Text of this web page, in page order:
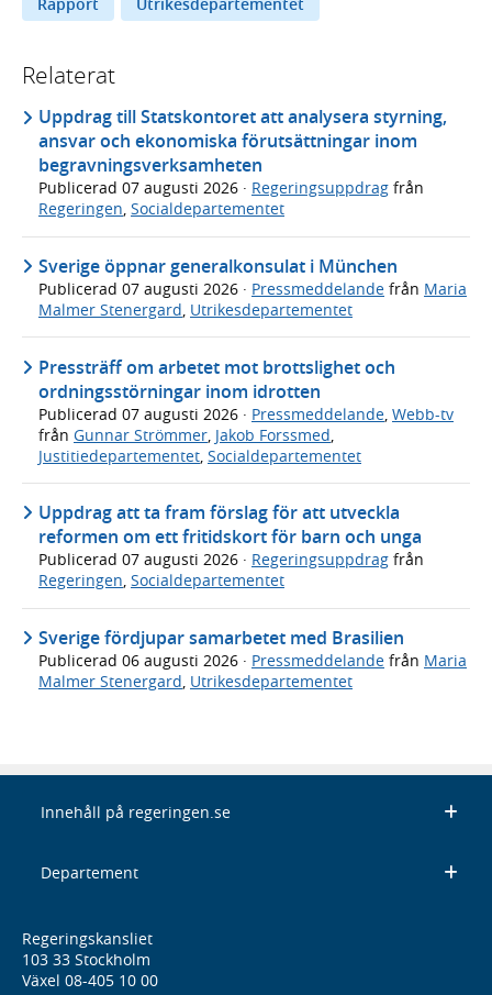
Relaterat
Uppdrag till Statskontoret att analysera styrning,
ansvar och ekonomiska förutsättningar inom
begravningsverksamheten
Publicerad 07 augusti 2026 · Regeringsuppdrag från
Regeringen, Socialdepartementet
Sverige öppnar generalkonsulat i München
Publicerad 07 augusti 2026 · Pressmeddelande från Maria
Malmer Stenergard, Utrikesdepartementet
Pressträff om arbetet mot brottslighet och
ordningsstörningar inom idrotten
Publicerad 07 augusti 2026 · Pressmeddelande Webb-tv
från Gunnar Strömmer Jakob Forssmed
Justitiedepartementet Socialdepartementet
Uppdrag att ta fram förslag för att utveckla
reformen om ett fritidskort för barn och unga
Publicerad 07 augusti 2026 · Regeringsuppdrag från
Regeringen, Socialdepartementet
Sverige fördjupar samarbetet med Brasilien
Publicerad 06 augusti 2026 · Pressmeddelande från Maria
Malmer Stenergard, Utrikesdepartementet
Innehåll på regeringen.se
Departement
Regeringskansliet
103 33 Stockholm
Växel 08-405 10 00